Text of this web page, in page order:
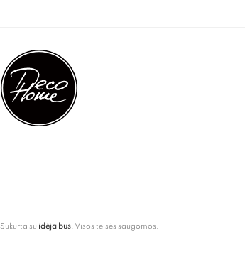
Sukurta su idėja bus. Visos teisės saugomos.